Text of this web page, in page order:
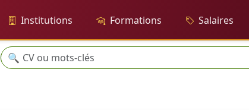
Institutions Formations Salaires
Recherche
🔍